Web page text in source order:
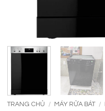
TRANG CHỦ / MÁY RỬA BÁT /